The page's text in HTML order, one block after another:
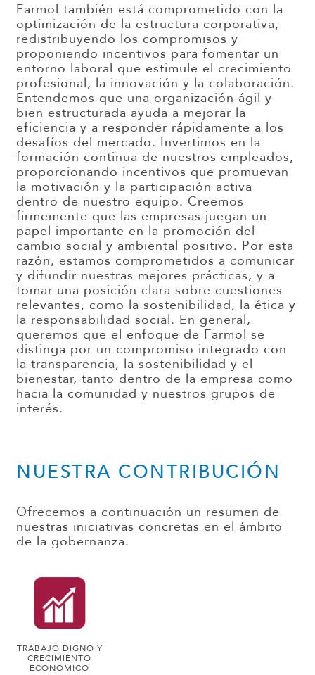
Farmol también está comprometido con la
optimización de la estructura corporativa,
redistribuyendo los compromisos y
proponiendo incentivos para fomentar un
entorno laboral que estimule el crecimiento
profesional, la innovación y la colaboración.
Entendemos que una organización ágil y
bien estructurada ayuda a mejorar la
eficiencia y a responder rápidamente a los
desafíos del mercado. Invertimos en la
formación continua de nuestros empleados,
proporcionando incentivos que promuevan
la motivación y la participación activa
dentro de nuestro equipo. Creemos
firmemente que las empresas juegan un
papel importante en la promoción del
cambio social y ambiental positivo. Por esta
razón, estamos comprometidos a comunicar
y difundir nuestras mejores prácticas, y a
tomar una posición clara sobre cuestiones
relevantes, como la sostenibilidad, la ética y
la responsabilidad social. En general,
queremos que el enfoque de Farmol se
distinga por un compromiso integrado con
la transparencia, la sostenibilidad y el
bienestar, tanto dentro de la empresa como
hacia la comunidad y nuestros grupos de
interés.
NUESTRA CONTRIBUCIÓN
Ofrecemos a continuación un resumen de
nuestras iniciativas concretas en el ámbito
de la gobernanza.
TRABAJO DIGNO Y
CRECIMIENTO
ECONÓMICO